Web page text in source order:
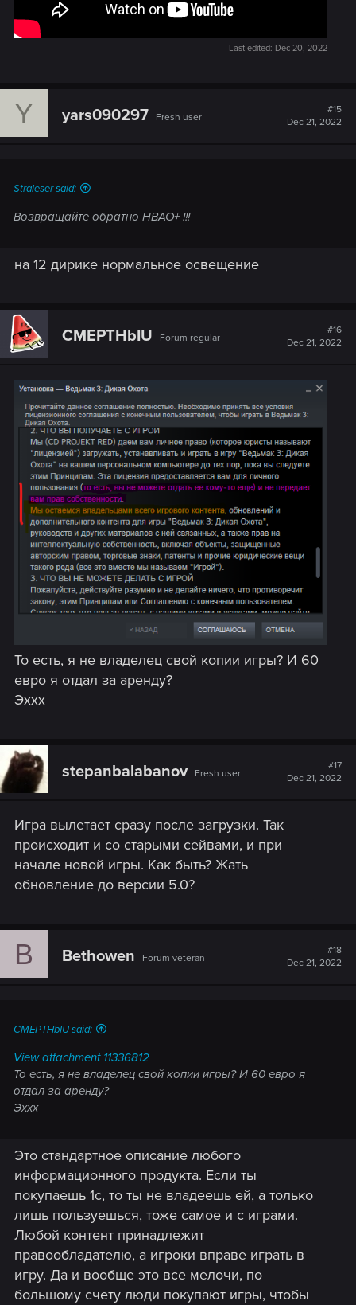
Last edited: Dec 20, 2022
Y yars090297 Fresh user
#15
Dec 21, 2022
Straleser said:
Возвращайте обратно HBAO+ !!!
на 12 дирике нормальное освещение
CMEPTHbIU Forum regular
#16
Dec 21, 2022
То есть, я не владелец свой копии игры? И 60
евро я отдал за аренду?
Эххх
stepanbalabanov Fresh user
#17
Dec 21, 2022
Игра вылетает сразу после загрузки. Так
происходит и со старыми сейвами, и при
начале новой игры. Как быть? Жать
обновление до версии 5.0?
B Bethowen Forum veteran
#18
Dec 21, 2022
CMEPTHbIU said:
View attachment 11336812
То есть, я не владелец свой копии игры? И 60 евро я
отдал за аренду?
Эххх
Это стандартное описание любого
информационного продукта. Если ты
покупаешь 1с, то ты не владеешь ей, а только
лишь пользуешься, тоже самое и с играми.
Любой контент принадлежит
правообладателю, а игроки вправе играть в
игру. Да и вообще это все мелочи, по
большому счету люди покупают игры, чтобы